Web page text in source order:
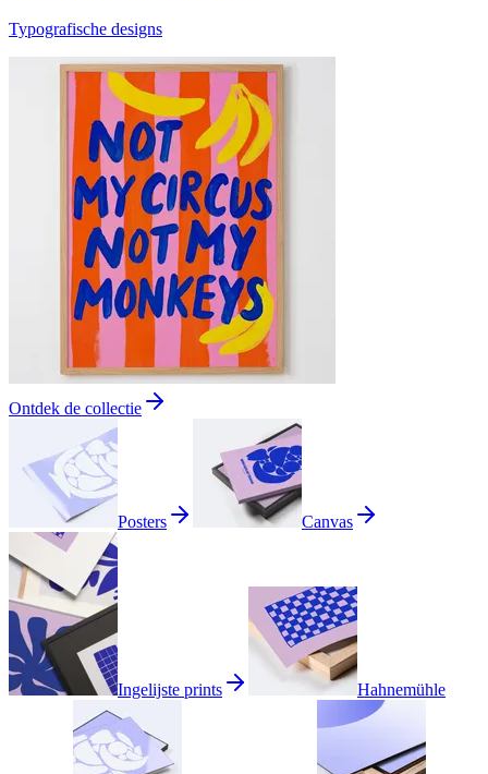
Typografische designs
Ontdek de collectie
Posters Canvas
Ingelijste prints Hahnemühle